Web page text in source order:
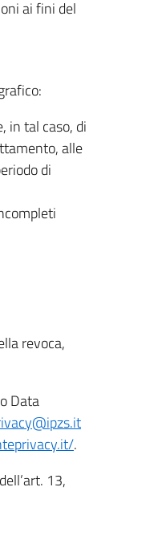
ai fini del
in tal caso, di
alle
di
revoca,
Data
.
13,